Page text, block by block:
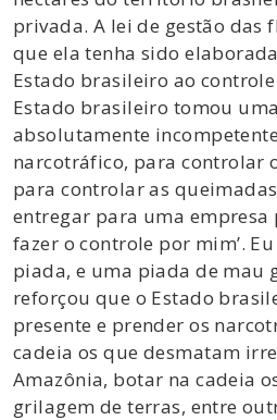
privada. A lei de gestão das
que ela tenha sido
Estado brasileiro ao
Estado brasileiro tomou uma
absolutamente
narcotráfico, para controlar
para controlar as
entregar para uma empresa
fazer o controle por mim’.
piada, e uma piada de mau
reforçou que o Estado
presente e prender os
cadeia os que desmatam
Amazônia, botar na cadeia
grilagem de terras, entre